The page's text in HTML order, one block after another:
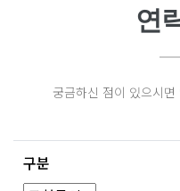
연
궁금하신 점이 있으시
구분